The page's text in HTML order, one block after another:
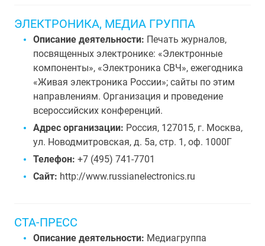
ЭЛЕКТРОНИКА, МЕДИА ГРУППА
Описание деятельности: Печать журналов,
посвященных электронике: «Электронные
компоненты», «Электроника СВЧ», ежегодника
«Живая электроника России»; сайты по этим
направлениям. Организация и проведение
всероссийских конференций.
Адрес организации: Россия, 127015, г. Москва,
ул. Новодмитровская, д. 5а, стр. 1, оф. 1000Г
Телефон: +7 (495) 741-7701
Сайт: http://www.russianelectronics.ru
СТА-ПРЕСС
Описание деятельности: Медиагруппа